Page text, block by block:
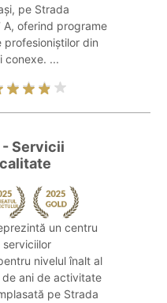
pe Strada
A, oferind programe
din
conexe. ...
- Servicii
un centru
nivelul înalt al
ani de activitate
pe Strada